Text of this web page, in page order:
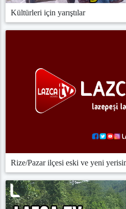
Kültürleri için yarıştılar
Rize/Pazar ilçesi eski ve yeni